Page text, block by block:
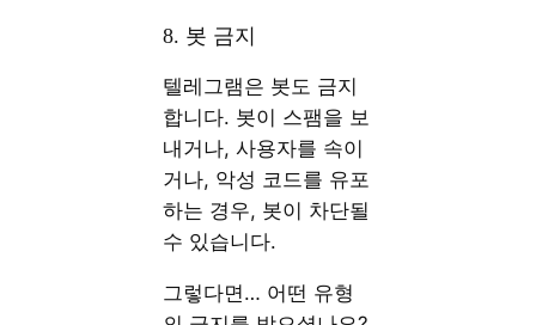
8. 봇 금지
텔레그램은 봇도 금지
합니다. 봇이 스팸을 보
내거나, 사용자를 속이
거나, 악성 코드를 유포
하는 경우, 봇이 차단될
수 있습니다.
그렇다면… 어떤 유형